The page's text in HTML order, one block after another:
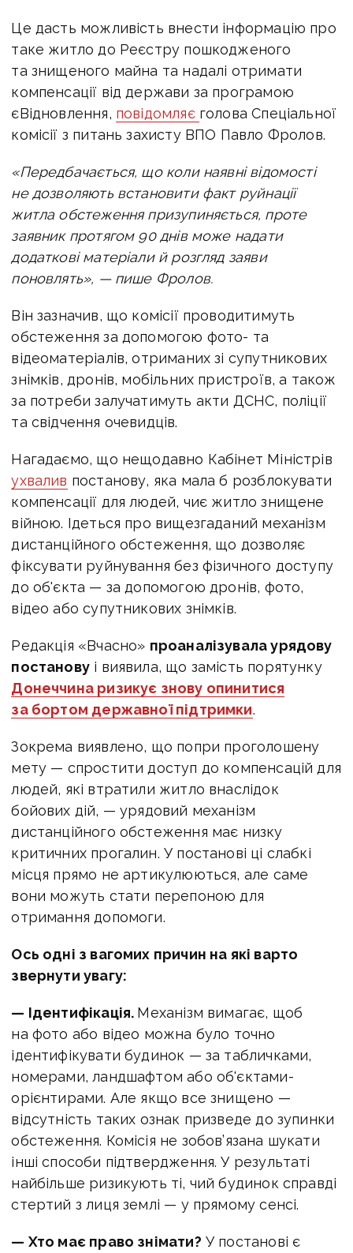
Це дасть можливість внести інформацію про
таке житло до Реєстру пошкодженого
та знищеного майна та надалі отримати
компенсації від держави за програмою
єВідновлення, повідомляє голова Спеціальної
комісії з питань захисту ВПО Павло Фролов.
«Передбачається, що коли наявні відомості
не дозволяють встановити факт руйнації
житла обстеження призупиняється, проте
заявник протягом 90 днів може надати
додаткові матеріали й розгляд заяви
поновлять», — пише Фролов.
Він зазначив, що комісії проводитимуть
обстеження за допомогою фото- та
відеоматеріалів, отриманих зі супутникових
знімків, дронів, мобільних пристроїв, а також
за потреби залучатимуть акти ДСНС, поліції
та свідчення очевидців.
Нагадаємо, що нещодавно Кабінет Міністрів
ухвалив постанову, яка мала б розблокувати
компенсації для людей, чиє житло знищене
війною. Ідеться про вищезгаданий механізм
дистанційного обстеження, що дозволяє
фіксувати руйнування без фізичного доступу
до об'єкта — за допомогою дронів, фото,
відео або супутникових знімків.
Редакція «Вчасно» проаналізувала урядову
постанову і виявила, що замість порятунку
Донеччина ризикує знову опинитися
за бортом державної підтримки.
Зокрема виявлено, що попри проголошену
мету — спростити доступ до компенсацій для
людей, які втратили житло внаслідок
бойових дій, — урядовий механізм
дистанційного обстеження має низку
критичних прогалин. У постанові ці слабкі
місця прямо не артикулюються, але саме
вони можуть стати перепоною для
отримання допомоги.
Ось одні з вагомих причин на які варто
звернути увагу:
— Ідентифікація. Механізм вимагає, щоб
на фото або відео можна було точно
ідентифікувати будинок — за табличками,
номерами, ландшафтом або об'єктами-
орієнтирами. Але якщо все знищено —
відсутність таких ознак призведе до зупинки
обстеження. Комісія не зобов’язана шукати
інші способи підтвердження. У результаті
найбільше ризикують ті, чий будинок справді
стертий з лиця землі — у прямому сенсі.
— Хто має право знімати? У постанові є